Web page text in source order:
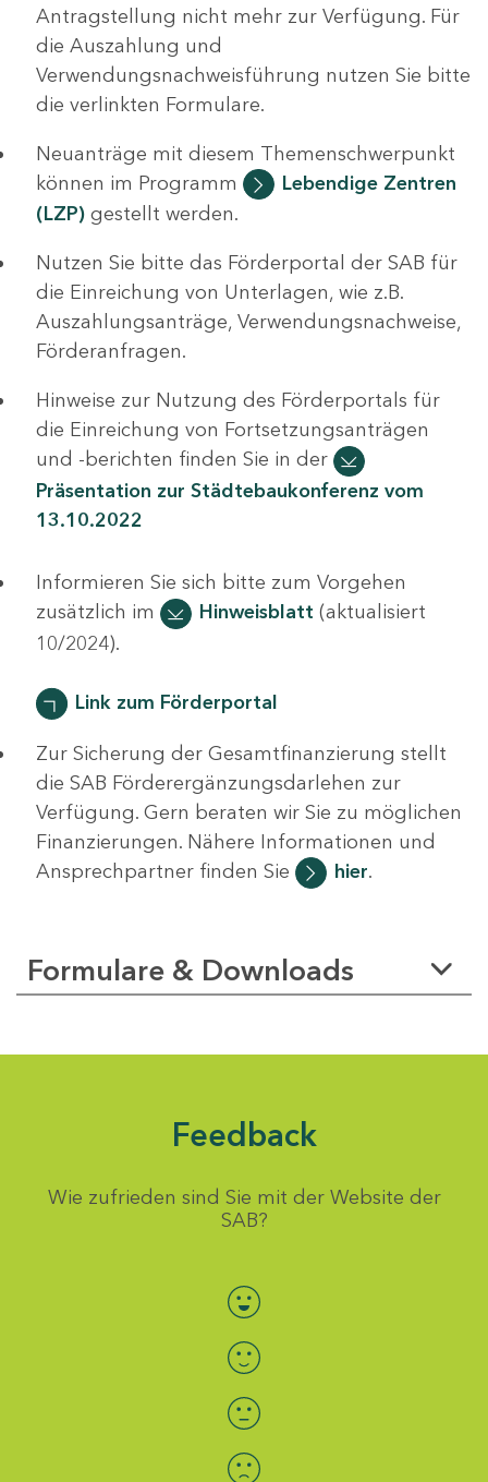
Antragstellung nicht mehr zur Verfügung. Für
die Auszahlung und
Verwendungsnachweisführung nutzen Sie bitte
die verlinkten Formulare.
Neuanträge mit diesem Themenschwerpunkt
können im Programm
Lebendige Zentren
(LZP) gestellt werden.
Nutzen Sie bitte das Förderportal der SAB für
die Einreichung von Unterlagen, wie z.B.
Auszahlungsanträge, Verwendungsnachweise,
Förderanfragen.
Hinweise zur Nutzung des Förderportals für
die Einreichung von Fortsetzungsanträgen
und -berichten finden Sie in der
Präsentation zur Städtebaukonferenz vom
13.10.2022
Informieren Sie sich bitte zum Vorgehen
zusätzlich im
Hinweisblatt (aktualisiert
10/2024).
Link zum Förderportal
Zur Sicherung der Gesamtfinanzierung stellt
die SAB Förderergänzungsdarlehen zur
Verfügung. Gern beraten wir Sie zu möglichen
Finanzierungen. Nähere Informationen und
Ansprechpartner finden Sie
hier.
Formulare & Downloads
Feedback
Wie zufrieden sind Sie mit der Website der
SAB?
Bewertung auswählen